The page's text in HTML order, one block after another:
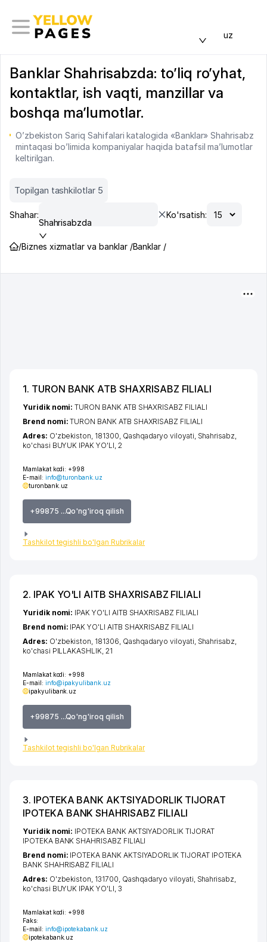
uz
Banklar Shahrisabzda: to’liq ro’yhat,
kontaktlar, ish vaqti, manzillar va
boshqa ma’lumotlar.
O’zbekiston Sariq Sahifalari katalogida «Banklar» Shahrisabz
mintaqasi bo’limida kompaniyalar haqida batafsil ma’lumotlar
keltirilgan.
Topilgan tashkilotlar 5
Shahar:
Shahrisabzda
Ko'rsatish:
/Biznes xizmatlar va banklar /Banklar /
1. TURON BANK ATB SHAXRISABZ FILIALI
Mamlakat kodi: +998
E-mail: info@turonbank.uz
turonbank.uz
+99875 ...Qo'ng'iroq qilish
Tashkilot tegishli bo'lgan Rubrikalar
Yuridik nomi:TURON BANK ATB SHAXRISABZ FILIALI
Brend nomi:TURON BANK ATB SHAXRISABZ FILIALI
Adres: O'zbekiston, 181300, Qashqadaryo viloyati, Shahrisabz,
ko'chasi BUYUK IPAK YO'LI, 2
2. IPAK YO'LI AITB SHAXRISABZ FILIALI
Mamlakat kodi: +998
E-mail: info@ipakyulibank.uz
ipakyulibank.uz
+99875 ...Qo'ng'iroq qilish
Tashkilot tegishli bo'lgan Rubrikalar
Yuridik nomi: IPAK YO'LI AITB SHAXRISABZ FILIALI
Brend nomi: IPAK YO'LI AITB SHAXRISABZ FILIALI
Adres: O'zbekiston, 181306, Qashqadaryo viloyati, Shahrisabz,
ko'chasi PILLAKASHLIK, 21
3. IPOTEKA BANK AKTSIYADORLIK TIJORAT
IPOTEKA BANK SHAHRISABZ FILIALI
Mamlakat kodi: +998
Faks:
E-mail: info@ipotekabank.uz
ipotekabank.uz
Yuridik nomi: IPOTEKA BANK AKTSIYADORLIK TIJORAT
IPOTEKA BANK SHAHRISABZ FILIALI
Brend nomi: IPOTEKA BANK AKTSIYADORLIK TIJORAT IPOTEKA
BANK SHAHRISABZ FILIALI
Adres: O'zbekiston, 131700, Qashqadaryo viloyati, Shahrisabz,
ko'chasi BUYUK IPAK YO'LI, 3